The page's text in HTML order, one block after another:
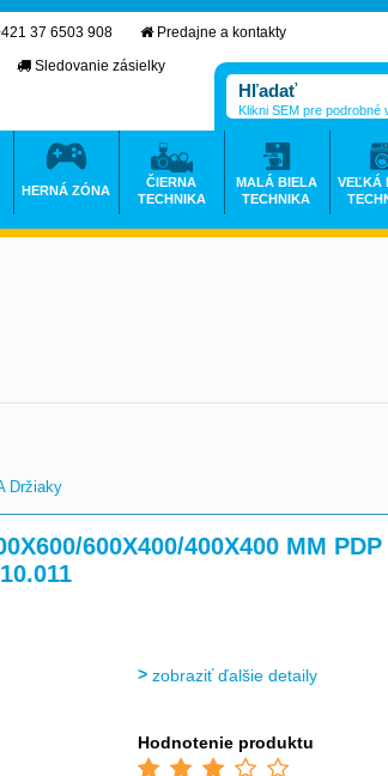
Držiaky
600X400/400X400 MM PDP
zobraziť ďalšie detaily
Hodnotenie produktu
37 6503 908
Predajne a kontakty
Sledovanie zásielky
Klikni SEM pre podrobné
HERNÁ ZÓNA
ČIERNA
TECHNIKA
MALÁ BIELA
TECHNIKA
VEĽKÁ